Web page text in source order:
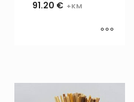
91.20 €